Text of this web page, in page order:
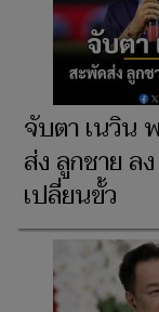
จับตา เนวิน
ส่ง ลูกชาย ล
เปลี่ยนขั้ว